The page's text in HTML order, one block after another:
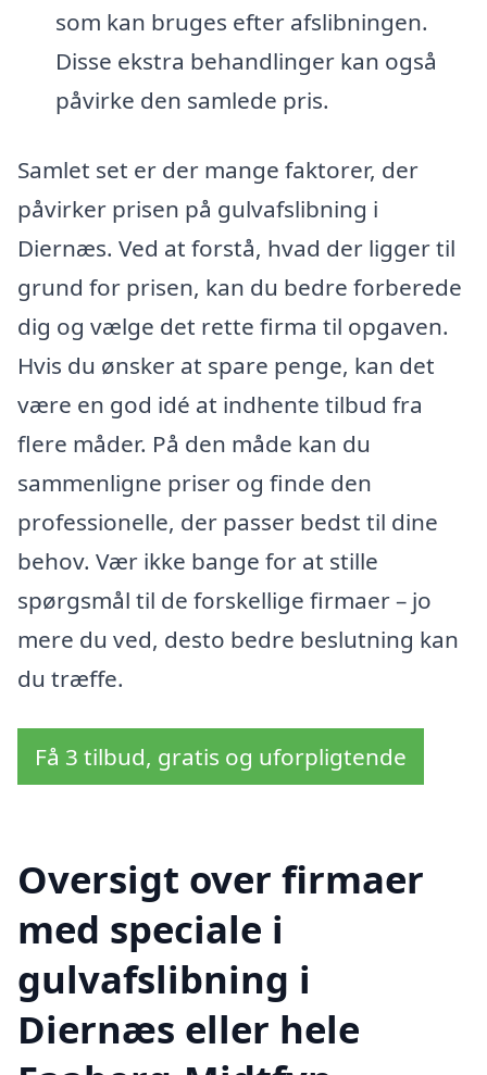
som kan bruges efter afslibningen.
Disse ekstra behandlinger kan også
påvirke den samlede pris.
Samlet set er der mange faktorer, der
påvirker prisen på gulvafslibning i
Diernæs. Ved at forstå, hvad der ligger til
grund for prisen, kan du bedre forberede
dig og vælge det rette firma til opgaven.
Hvis du ønsker at spare penge, kan det
være en god idé at indhente tilbud fra
flere måder. På den måde kan du
sammenligne priser og finde den
professionelle, der passer bedst til dine
behov. Vær ikke bange for at stille
spørgsmål til de forskellige firmaer – jo
mere du ved, desto bedre beslutning kan
du træffe.
Få 3 tilbud, gratis og uforpligtende
Oversigt over firmaer
med speciale i
gulvafslibning i
Diernæs eller hele